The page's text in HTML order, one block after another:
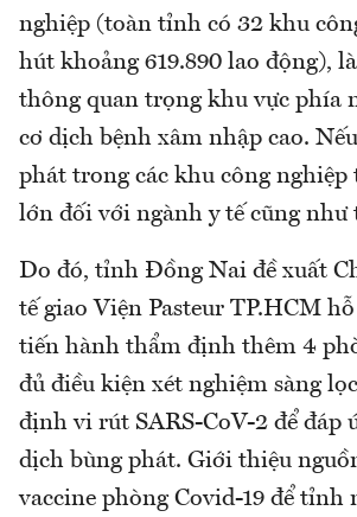
nghiệp (toàn tỉnh có 32 khu
hút khoảng 619.890 lao động),
thông quan trọng khu vực phía
cơ dịch bệnh xâm nhập cao.
phát trong các khu công nghiệp
lớn đối với ngành y tế cũng như
Do đó, tỉnh Đồng Nai đề xuất
tế giao Viện Pasteur TP.HCM
tiến hành thẩm định thêm 4
đủ điều kiện xét nghiệm sàng
định vi rút SARS-CoV-2 để đáp
dịch bùng phát. Giới thiệu
vaccine phòng Covid-19 để tỉnh